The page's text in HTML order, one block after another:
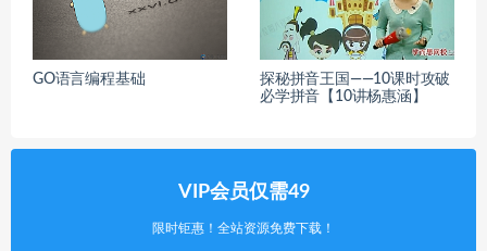
GO语言编程基础
探秘拼音王国——10课时攻破
必学拼音【10讲杨惠涵】
VIP会员仅需49
限时钜惠！全站资源免费下载！